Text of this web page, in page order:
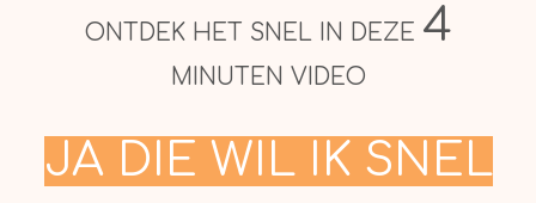
ONTDEK HET SNEL IN DEZE 4
MINUTEN VIDEO
JA DIE WIL IK SNEL